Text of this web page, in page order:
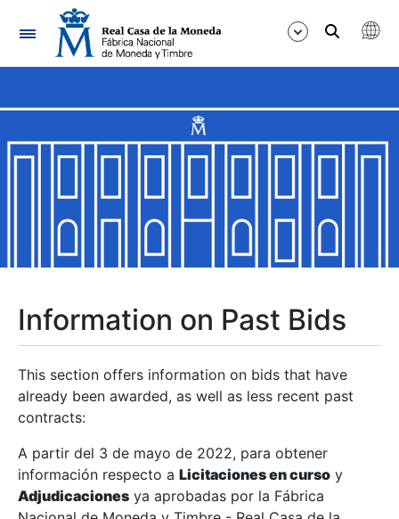
Navigation
Show/Hide
Show/Hide
Show/Hide
Show/Hide
Show/Hide
Information on Past Bids
This section offers information on bids that have
already been awarded, as well as less recent past
contracts:
A partir del 3 de mayo de 2022, para obtener
información respecto a Licitaciones en curso y
Adjudicaciones ya aprobadas por la Fábrica